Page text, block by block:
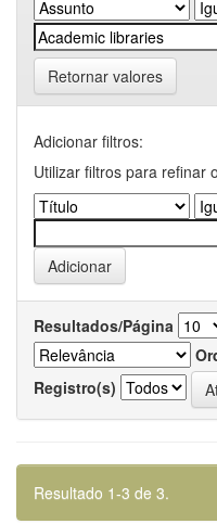
Retornar valores
Adicionar filtros:
Utilizar filtros para refinar
Resultados/Página
Registro(s)
Resultado 1-3 de 3.